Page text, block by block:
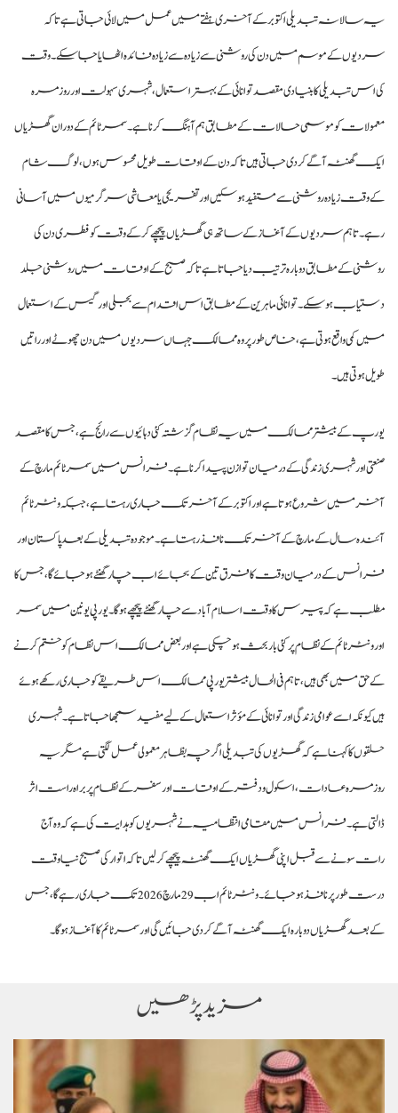
یہ سالانہ تبدیلی اکتوبر کے آخری ہفتے میں عمل میں لائی جاتی ہے تاکہ
سردیوں کے موسم میں دن کی روشنی سے زیادہ سے زیادہ فائدہ اٹھایا جا سکے۔ وقت
کی اس تبدیلی کا بنیادی مقصد توانائی کے بہتر استعمال، شہری سہولت اور روزمرہ
معمولات کو موسمی حالات کے مطابق ہم آہنگ کرنا ہے۔ سمر ٹائم کے دوران گھڑیاں
ایک گھنٹہ آگے کر دی جاتی ہیں تاکہ دن کے اوقات طویل محسوس ہوں، لوگ شام
کے وقت زیادہ روشنی سے مستفید ہو سکیں اور تفریحی یا معاشی سرگرمیوں میں آسانی
رہے۔ تاہم سردیوں کے آغاز کے ساتھ ہی گھڑیاں پیچھے کر کے وقت کو فطری دن کی
روشنی کے مطابق دوبارہ ترتیب دیا جاتا ہے تاکہ صبح کے اوقات میں روشنی جلد
دستیاب ہو سکے۔ توانائی ماہرین کے مطابق اس اقدام سے بجلی اور گیس کے استعمال
میں کمی واقع ہوتی ہے، خاص طور پر وہ ممالک جہاں سردیوں میں دن چھوٹے اور راتیں
طویل ہوتی ہیں۔
یورپ کے بیشتر ممالک میں یہ نظام گزشتہ کئی دہائیوں سے رائج ہے، جس کا مقصد
صنعتی اور شہری زندگی کے درمیان توازن پیدا کرنا ہے۔ فرانس میں سمر ٹائم مارچ کے
آخر میں شروع ہوتا ہے اور اکتوبر کے آخر تک جاری رہتا ہے، جبکہ ونٹر ٹائم
آئندہ سال کے مارچ کے آخر تک نافذ رہتا ہے۔ موجودہ تبدیلی کے بعد پاکستان اور
فرانس کے درمیان وقت کا فرق تین کے بجائے اب چار گھنٹے ہو جائے گا، جس کا
مطلب ہے کہ پیرس کا وقت اسلام آباد سے چار گھنٹے پیچھے ہوگا۔ یورپی یونین میں سمر
اور ونٹر ٹائم کے نظام پر کئی بار بحث ہو چکی ہے اور بعض ممالک اس نظام کو ختم کرنے
کے حق میں بھی ہیں، تاہم فی الحال بیشتر یورپی ممالک اس طریقے کو جاری رکھے ہوئے
ہیں کیونکہ اسے عوامی زندگی اور توانائی کے مؤثر استعمال کے لیے مفید سمجھا جاتا ہے۔ شہری
حلقوں کا کہنا ہے کہ گھڑیوں کی تبدیلی اگرچہ بظاہر معمولی عمل لگتی ہے مگر یہ
روزمرہ عادات، اسکول و دفتر کے اوقات اور سفر کے نظام پر براہ راست اثر
ڈالتی ہے۔ فرانس میں مقامی انتظامیہ نے شہریوں کو ہدایت کی ہے کہ وہ آج
رات سونے سے قبل اپنی گھڑیاں ایک گھنٹہ پیچھے کر لیں تاکہ اتوار کی صبح نیا وقت
درست طور پر نافذ ہو جائے۔ ونٹر ٹائم اب 29 مارچ 2026 تک جاری رہے گا، جس
کے بعد گھڑیاں دوبارہ ایک گھنٹہ آگے کر دی جائیں گی اور سمر ٹائم کا آغاز ہو گا۔
مزید پڑھیں